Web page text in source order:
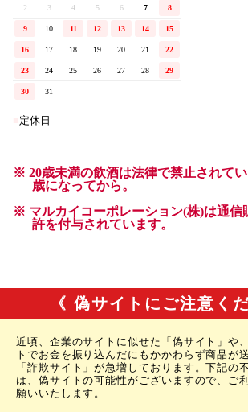
《 偽サイトにご注意く
近頃、企業のサイトに似せた「偽サイト」や
トでお金を振り込んだにもかかわらず商品が
「詐欺サイト」が急増しております。下記の
は、偽サイトの可能性がございますので、ご
願いいたします。